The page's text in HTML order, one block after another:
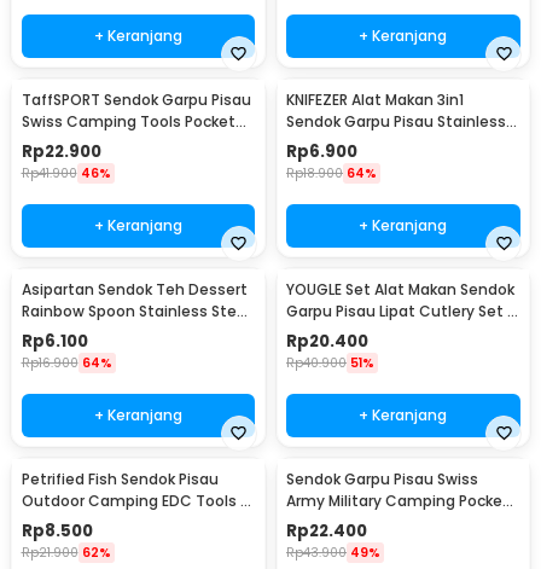
+ Keranjang + Keranjang
TaffSPORT Sendok Garpu Pisau
Swiss Camping Tools Pocket
Knife EDC 5in1 - A008
Rp22.900
Rp41.900 46%
+ Keranjang
KNIFEZER Alat Makan 3in1
Sendok Garpu Pisau Stainless
Travel 20cm - HG1514
Rp6.900
Rp18.900 64%
+ Keranjang
Asipartan Sendok Teh Dessert
Rainbow Spoon Stainless Steel
Bulat - A014
Rp6.100
Rp16.900 64%
+ Keranjang
YOUGLE Set Alat Makan Sendok
Garpu Pisau Lipat Cutlery Set 3
PCS - A009
Rp20.400
Rp40.900 51%
+ Keranjang
Petrified Fish Sendok Pisau
Outdoor Camping EDC Tools -
LX709
Rp8.500
Rp21.900 62%
Sendok Garpu Pisau Swiss
Army Military Camping Pocket
Knife EDC 4 in 1 - A011
Rp22.400
Rp43.900 49%